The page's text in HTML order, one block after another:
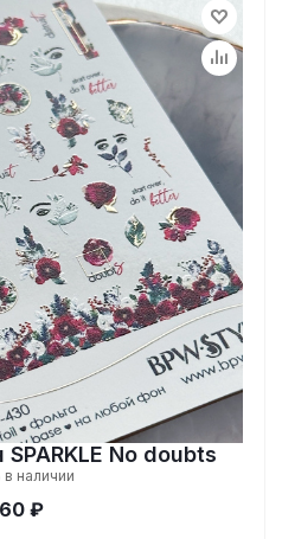
No doubts
в наличии
₽